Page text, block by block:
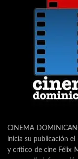
CINEMA
inicia su publicación
y crítico de cine Félix